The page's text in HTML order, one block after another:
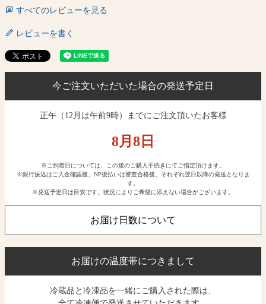
すべてのレビューを見る
レビューを書く
今ご注文いただいた場合の発送予定日
正午（12月は午前9時）までにご注文頂いたお客様
8月 8 日
※ご到着日については、この後のご購入手続きにてご指定頂けます。
※銀行振込はご入金確認後、NP後払いは審査合格後、それぞれ翌日以降の発送となりま
す。
※発送予定日は目安です。状況によりご希望に添えない場合がございます。
お届け日数について
お届けの温度帯につきまして
冷蔵品と冷凍品を一緒にご購入された際は、